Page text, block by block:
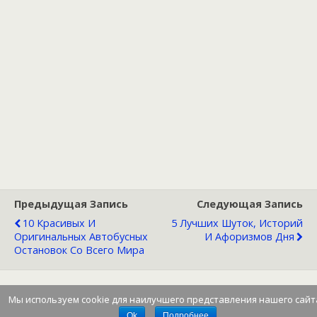
Предыдущая Запись
10 Красивых И
Оригинальных Автобусных
Остановок Со Всего Мира
Следующая Запись
5 Лучших Шуток, Историй
И Афоризмов Дня
Мы используем cookie для наилучшего представления нашего
Наверх